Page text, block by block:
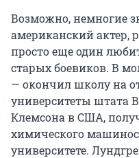
Возможно, немногие
американский актер,
просто еще один
старых боевиков. В
— окончил школу на
университеты штата
Клемсона в США,
химического
университете.